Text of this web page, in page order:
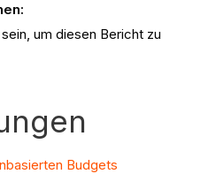
um diesen Bericht zu
Budgets